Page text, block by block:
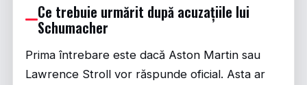
Ce trebuie urmărit după acuzațiile lui
Schumacher
Prima întrebare este dacă Aston Martin sau
Lawrence Stroll vor răspunde oficial. Asta ar